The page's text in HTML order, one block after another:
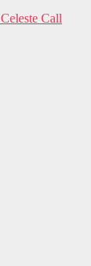
Celeste Call